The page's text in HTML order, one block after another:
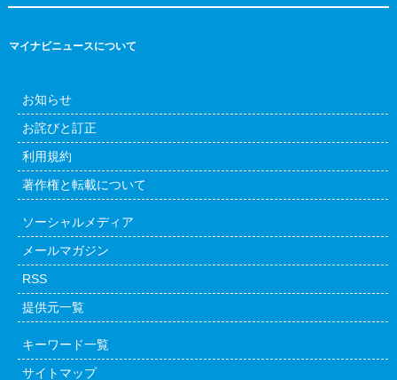
マイナビニュースについて
お知らせ
お詫びと訂正
利用規約
著作権と転載について
ソーシャルメディア
メールマガジン
RSS
提供元一覧
キーワード一覧
サイトマップ